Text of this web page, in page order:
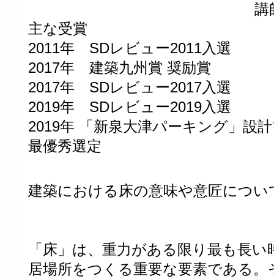
講
主な受賞
2011年 SDレビュー2011入選
2017年 建築九州賞 奨励賞
2017年 SDレビュー2017入選
2019年 SDレビュー2019入選
2019年 「新泉大津パーキング」設
最優秀選定
建築における床の意味や意匠につい
「床」は、重力がある限り最も長
居場所をつくる重要な要素である